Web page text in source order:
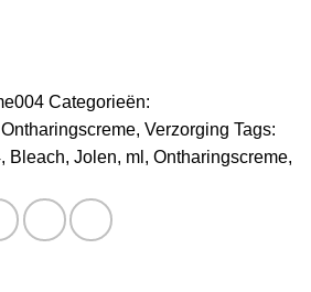
Categorieën:
Ontharingscreme, Verzorging Tags:
, Bleach, Jolen, ml , Ontharingscreme,